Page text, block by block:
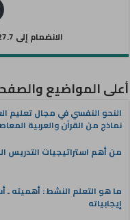
الانضمام إلى 27.7 من آلاف المشتركين الآخرين
أعلى المواضيع
النحو النفسي في مجال تعليم
نماذج من القرآن والعربية
من أهم استراتيجيات التدريس
ما هو التعلم النشط : أهميته ـ
إيجابياته